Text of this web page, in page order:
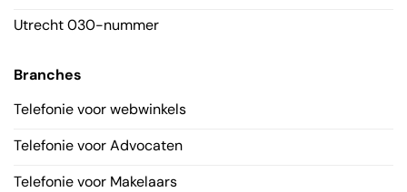
Utrecht 030-nummer
Branches
Telefonie voor webwinkels
Telefonie voor Advocaten
Telefonie voor Makelaars